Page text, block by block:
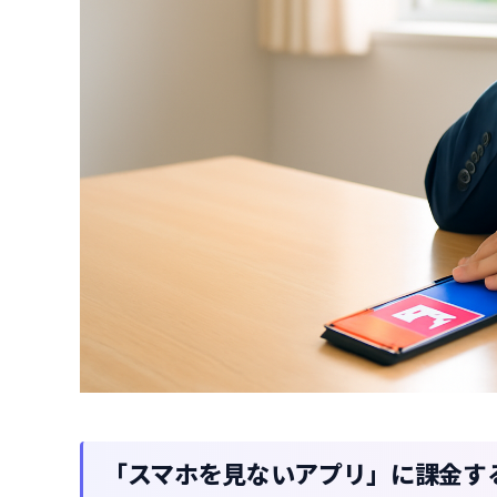
「スマホを見ないアプリ」に課金